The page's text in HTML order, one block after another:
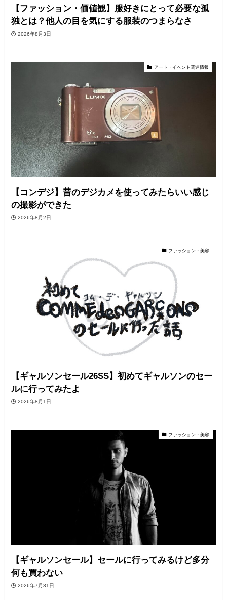
【ファッション・価値観】服好きにとって必要な孤
独とは？他人の目を気にする服装のつまらなさ
2026年8月3日
アート・イベント関連情報
【コンデジ】昔のデジカメを使ってみたらいい感じ
の撮影ができた
2026年8月2日
ファッション・美容
【ギャルソンセール26SS】初めてギャルソンのセー
ルに行ってみたよ
2026年8月1日
ファッション・美容
【ギャルソンセール】セールに行ってみるけど多分
何も買わない
2026年7月31日